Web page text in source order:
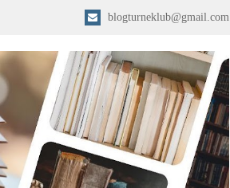
blogturneklub@gmail.com